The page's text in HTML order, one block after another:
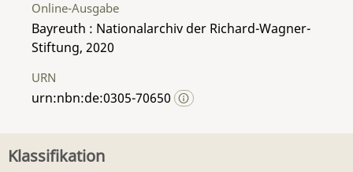
Online-Ausgabe
Bayreuth : Nationalarchiv der Richard-Wagner-
Stiftung, 2020
URN
urn:nbn:de:0305-70650
Klassifikation